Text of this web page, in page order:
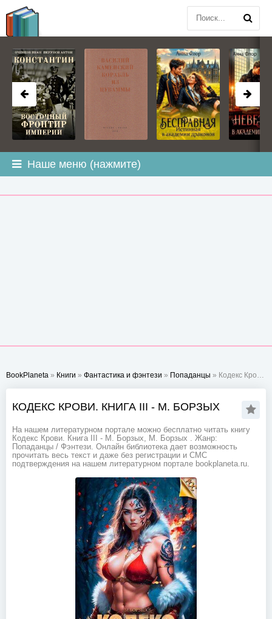
Наше меню (нажмите)
BookPlaneta » Книги » Фантастика и фэнтези » Попаданцы » Кодекс Крови. Книга III - М. Борзых
КОДЕКС КРОВИ. КНИГА III - М. БОРЗЫХ
На нашем литературном портале можно бесплатно читать книгу
Кодекс Крови. Книга III - М. Борзых, М. Борзых . Жанр:
Попаданцы / Фэнтези. Онлайн библиотека дает возможность
прочитать весь текст и даже без регистрации и СМС
подтверждения на нашем литературном портале bookplaneta.ru.
BOOKPLANETA.COM